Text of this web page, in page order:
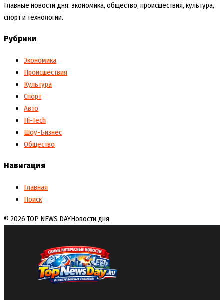
Главные новости дня: экономика, общество, происшествия, культура,
спорт и технологии.
Рубрики
Экономика
Происшествия
Культура
Спорт
Авто
Hi-Tech
Шоу-Бизнес
Общество
Навигация
Главная
Поиск
© 2026 TOP NEWS DAYНовости дня